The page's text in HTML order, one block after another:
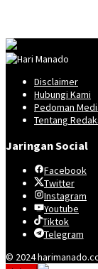
Disclaimer
Hubungi Kami
Pedoman
Tentang
Jaringan Social
Facebook
Twitter
Instagram
Youtube
Tiktok
Telegram
© 2024